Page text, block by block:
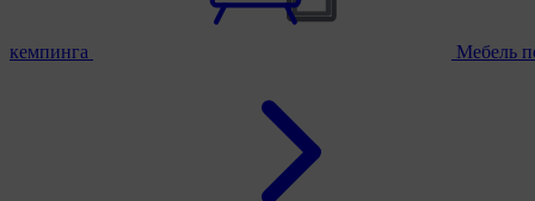
кемпинга Мебель